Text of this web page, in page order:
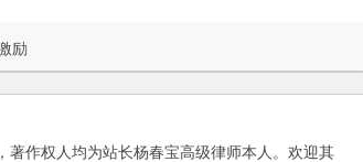
励
作权人均为站长杨春宝高级律师本人。欢迎其